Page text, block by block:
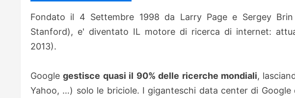
Fondato il 4 Settembre 1998 da Larry Page e Sergey
Stanford), e' diventato IL motore di ricerca di internet:
2013).
Googlegestisce quasi il 90% delle ricerche mondiali,
Yahoo, …) solo le briciole. I giganteschi data center di Google